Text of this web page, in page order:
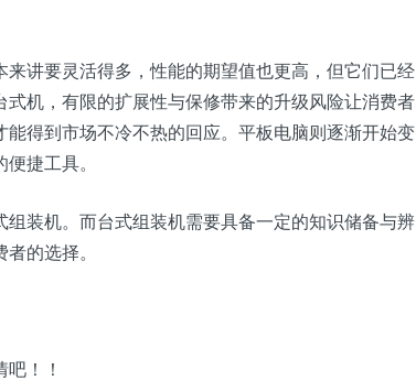
讲要灵活得多，性能的期望值也更高，但它们已经
机，有限的扩展性与保修带来的升级风险让消费者
得到市场不冷不热的回应。平板电脑则逐渐开始变
捷工具。
装机。而台式组装机需要具备一定的知识储备与辨
的选择。
！！